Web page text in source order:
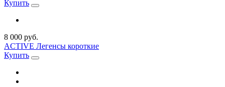
Купить
8 000 руб.
ACTIVE Легенсы короткие
Купить